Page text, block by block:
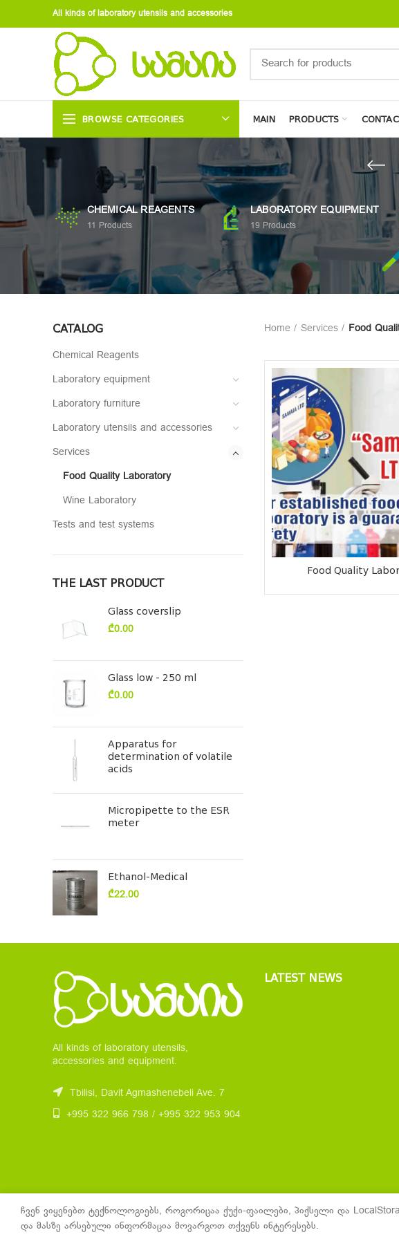
All kinds of laboratory utensils and accessories
BROWSE CATEGORIES MAIN PRODUCTS
CHEMICAL REAGENTS
11 Products
LABORATORY EQUIPMENT
19 Products
CATALOG
Chemical Reagents
Laboratory equipment
Laboratory furniture
Laboratory utensils and accessories
Services
Food Quality Laboratory
Wine Laboratory
Tests and test systems
THE LAST PRODUCT
Glass coverslip
₾0.00
Glass low - 250 ml
₾0.00
Apparatus for
determination of volatile
acids
Micropipette to the ESR
meter
Ethanol-Medical
₾22.00
Home Services Food
Food Quality
All kinds of laboratory utensils,
accessories and equipment.
Tbilisi, Davit Agmashenebeli Ave. 7
+995 322 966 798 / +995 322 953 904
LATEST NEWS
Samaia 2021 Created byJohn Galt Digital
ჩვენ ვიყენებთ ტექნოლოგიებს, როგორიცაა ქუქი-ფაილები, პიქსელი და
და მასზე არსებული ინფორმაცია მოვარგოთ თქვენს ინტერესებს.